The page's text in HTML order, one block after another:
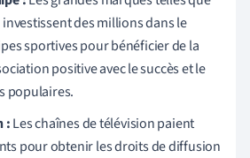
investissent des millions dans le
sportives pour bénéficier de la
positive avec le succès et le
populaires.
:Les chaînes de télévision paient
pour obtenir les droits de diffusion